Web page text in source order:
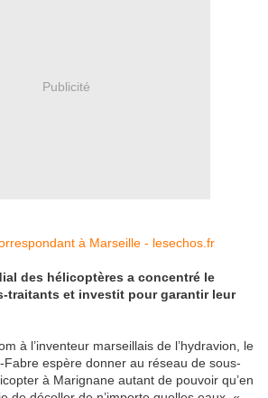
Publicité
à Marseille - lesechos.fr
des hélicoptères a concentré le
traitants et investit pour garantir leur
à l’inventeur marseillais de l’hydravion, le
espère donner au réseau de sous-
à Marignane autant de pouvoir qu’en